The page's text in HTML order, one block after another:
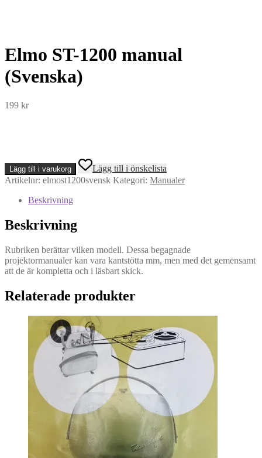
Elmo ST-1200 manual
(Svenska)
199 kr
Elmo
ST-
1200
(Svenska)
Lägg till i varukorg
Lägg till i önskelista
Artikelnr: elmost1200svensk Kategori: Manualer
Beskrivning
Beskrivning
Rubriken berättar vilken modell. Dessa begagnade
projektormanualer kan vara kantstötta mm, men med det gemensamt
att de är kompletta och i läsbart skick.
Relaterade produkter